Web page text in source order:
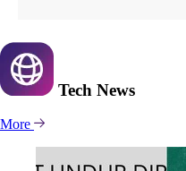
Tech News
More